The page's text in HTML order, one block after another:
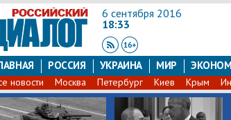
6 сентября 2016
18:33
РОССИЯ УКРАИНА МИР
новости Москва Петербург Киев Крым